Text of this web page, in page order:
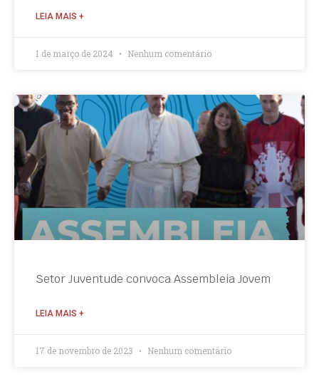
LEIA MAIS +
1 de março de 2024 Nenhum comentário
Setor Juventude convoca Assembleia Jovem
LEIA MAIS +
17 de novembro de 2023 Nenhum comentário